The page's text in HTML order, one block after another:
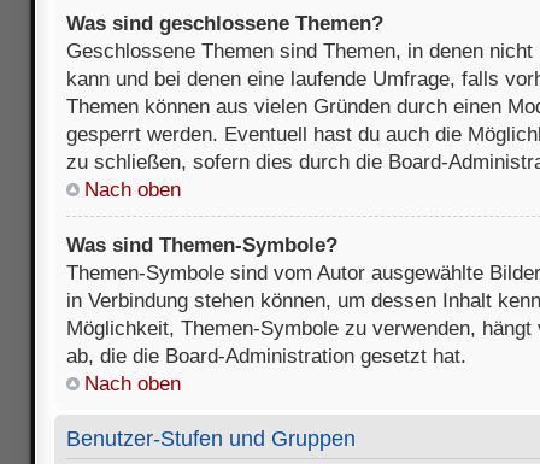
Was sind geschlossene Themen?
Geschlossene Themen sind Themen, in denen
kann und bei denen eine laufende Umfrage, falls
Themen können aus vielen Gründen durch einen
gesperrt werden. Eventuell hast du auch die
zu schließen, sofern dies durch die Board-
Nach oben
Was sind Themen-Symbole?
Themen-Symbole sind vom Autor ausgewählte
in Verbindung stehen können, um dessen Inhalt
Möglichkeit, Themen-Symbole zu verwenden,
ab, die die Board-Administration gesetzt hat.
Nach oben
Benutzer-Stufen und Gruppen